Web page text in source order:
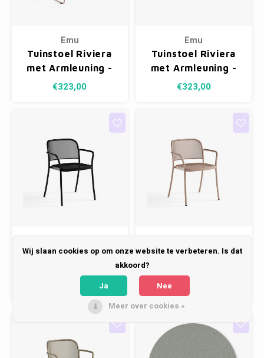
Emu
Tuinstoel Riviera
met Armleuning -
Magnolia Pink 33
€323,00
Emu
Tuinstoel Riviera
met Armleuning -
Dark Green 75
€323,00
Tuinstoel Café met
Armleuning - Black
Tuinstoel Café met
Magnolia Pink 33
Wij slaan cookies op om onze website te verbeteren. Is dat
akkoord?
Ja
Nee
Meer over cookies »